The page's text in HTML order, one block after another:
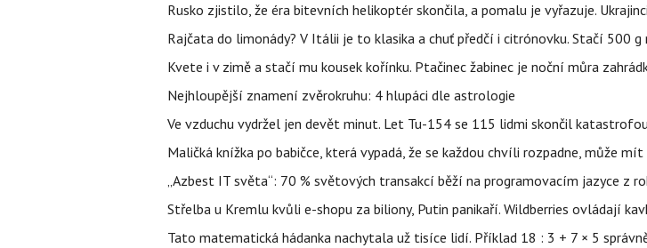
Rusko zjistilo, že éra bitevních helikoptér skončila, a pomalu je vyřazuje.
Rajčata do limonády? V Itálii je to klasika a chuť předčí i citrónovku. Stačí 500
Kvete i v zimě a stačí mu kousek kořínku. Ptačinec žabinec je noční můra
Nejhloupější znamení zvěrokruhu: 4 hlupáci dle astrologie
Ve vzduchu vydržel jen devět minut. Let Tu-154 se 115 lidmi skončil
Maličká knížka po babičce, která vypadá, že se každou chvíli rozpadne, může
„Azbest IT světa“: 70 % světových transakcí běží na programovacím jazyce z
Střelba u Kremlu kvůli e-shopu za biliony, Putin panikaří. Wildberries ovládají
Tato matematická hádanka nachytala už tisíce lidí. Příklad 18 : 3 + 7 × 5